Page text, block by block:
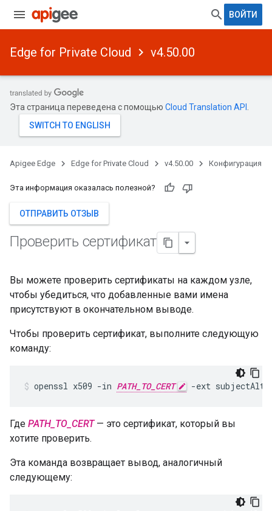
ВОЙТИ
Edge for Private Cloud v4.50.00
Эта страница переведена с помощью Cloud Translation API
Apigee Edge Edge for Private Cloud v4.50.00 Конфигурация
Эта информация оказалась полезной?
ОТПРАВИТЬ ОТЗЫВ
Проверить сертификат
Вы можете проверить сертификаты на каждом узле,
чтобы убедиться, что добавленные вами имена
присутствуют в окончательном выводе.
Чтобы проверить сертификат, выполните следующую
команду:
openssl x509 -in PATH_TO_CERT -ext
Где PATH_TO_CERT— это сертификат, который вы
хотите проверить.
Эта команда возвращает вывод, аналогичный
следующему: